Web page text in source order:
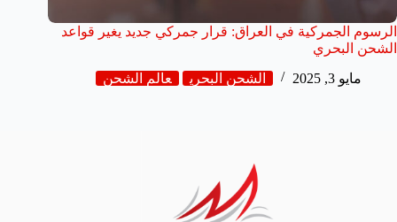
الرسوم الجمركية في العراق: قرار جمركي جديد يغير قواعد
الشحن البحري
مايو 3, 2025
الشحن البحري عالم الشحن